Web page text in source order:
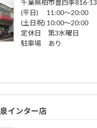
千葉県柏市豊四季816-13
(平日) 11:00～20:00
(土日祝) 10:00～20:00
定休日 第3水曜日
駐車場 あり
インター店